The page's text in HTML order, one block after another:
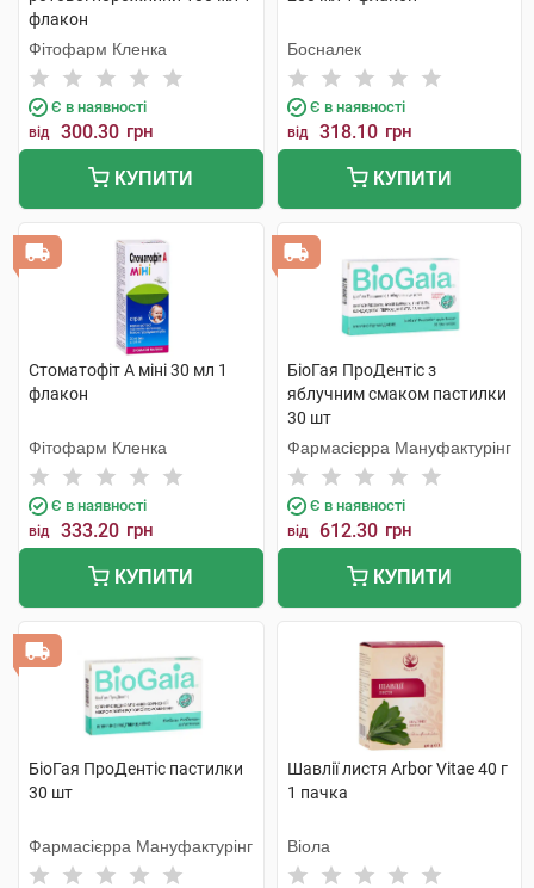
флакон
Фітофарм Кленка
Є в наявності
від 300.30 грн
КУПИТИ
Босналек
Є в наявності
від 318.10 грн
КУПИТИ
Стоматофіт А міні 30 мл 1
флакон
Фітофарм Кленка
Є в наявності
від 333.20 грн
КУПИТИ
БіоГая ПроДентіс з
яблучним смаком пастилки
30 шт
Фармасієрра Мануфактурінг
Є в наявності
від 612.30 грн
КУПИТИ
БіоГая ПроДентіс пастилки
30 шт
Фармасієрра Мануфактурінг
Шавлії листя Arbor Vitae 40 г
1 пачка
Віола